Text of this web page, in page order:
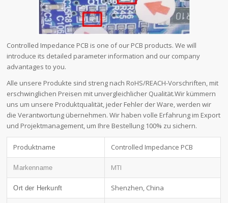
Controlled Impedance PCB is one of our PCB products. We will
introduce its detailed parameter information and our company
advantages to you.
Alle unsere Produkte sind streng nach RoHS/REACH-Vorschriften, mit
erschwinglichen Preisen mit unvergleichlicher Qualität.Wir kümmern
uns um unsere Produktqualität, jeder Fehler der Ware, werden wir
die Verantwortung übernehmen. Wir haben volle Erfahrung im Export
und Projektmanagement, um Ihre Bestellung 100% zu sichern.
Produktname Controlled Impedance PCB
Markenname MTI
Ort der Herkunft Shenzhen, China